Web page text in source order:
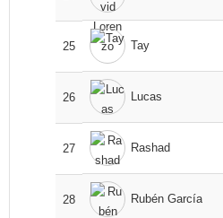
25 Tay
26 Lucas
27 Rashad
28 Rubén García